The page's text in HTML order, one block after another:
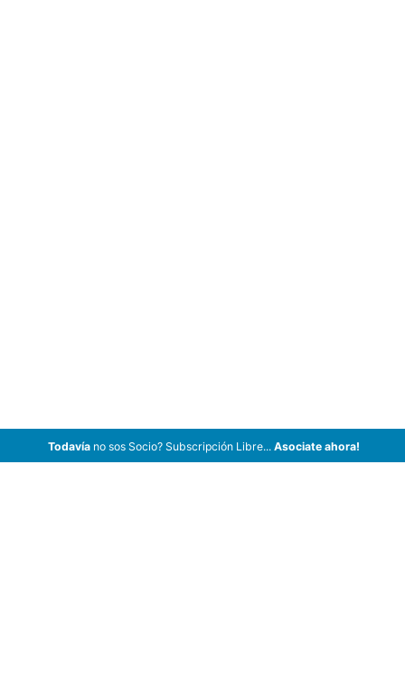
Todavíano sos Socio? Subscripción Libre... Asociate ahora!